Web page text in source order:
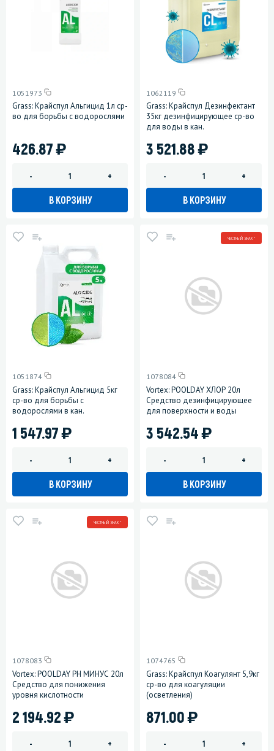
1051973
Grass: Крайспул Альгицид 1л ср-
во для борьбы с водорослями
426.87)
- +
В КОРЗИНУ
1062119
Grass: Крайспул Дезинфектант
35кг дезинфицирующее ср-во
для воды в кан.
3 521.88)
- +
В КОРЗИНУ
1051874
Grass: Крайспул Альгицид 5кг
ср-во для борьбы с
водорослями в кан.
1 547.97)
- +
В КОРЗИНУ
ЧЕСТНЫЙ ЗНАК *
1078084
Vortex: POOLDAY ХЛОР 20л
Средство дезинфицирующее
для поверхности и воды
3 542.54)
- +
В КОРЗИНУ
ЧЕСТНЫЙ ЗНАК *
1078083
Vortex: POOLDAY РH МИНУС 20л
Средство для понижения
уровня кислотности
2 194.92)
- +
1074765
Grass: Крайспул Коагулянт 5,9кг
ср-во для коагуляции
(осветления)
871.00)
- +